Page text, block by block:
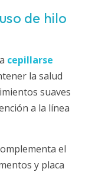
de hilo
cepillarse
la salud
suaves
a la línea
el
y placa